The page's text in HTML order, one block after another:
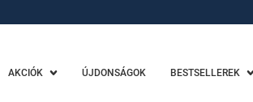
AKCIÓK ÚJDONSÁGOK BESTSELLEREK